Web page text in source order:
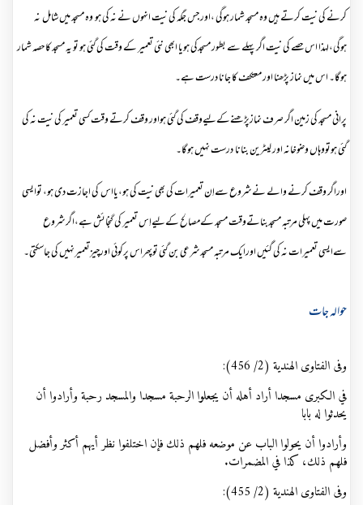
کرنے کی نیت کرتے ہیں وہ مسجد شمار ہوگی ،اور جس جگہ کی نیت انہوں نے نہ کی ہو وہ مسجد میں شامل نہ
ہوگی،لہذا اس حصے کی نیت اگر پہلے سے بطور مسجدکی ہویا ابھی نئی تعمیر کے وقت کی گئی ہو تو یہ مسجد کا حصہ شمار
ہوگا۔ اس میں نماز پڑھنا اور معتکف کا جانا درست ہے۔
پرانی مسجد کی زمین اگر صرف نمازپڑھنےکےلیےوقف کی گئی ہواور وقف کرتے وقت کسی تعمیر کی نیت نہ کی
گئی ہوتووہاں وضوخانہ اور لیٹرین بنانا درست نہیں ہوگا۔
اوراگر وقف کرنے والے نےشروع سےاِن تعمیرات کی بھی نیت کی ہو،یااس کی اجازت دی ہو، توایسی
صورت میں پہلی مرتبہ مسجدبناتےوقت مسجد کےمصالح کےلیےاِس تعمیر کی گنجائش ہے،اگرشروع
سےایسی تعمیرات نہ کی گئیں اورایک مرتبہ مسجدشرعی بن گئی توپھراس پرکوئی اورچیزتعمیرنہیں کی جاسکتی۔
حوالہ جات
وفی الفتاوى الهندية (2/ 456):
في الكبرى مسجدا أراد أهله أن يجعلوا الرحبة مسجدا والمسجد رحبة وأرادوا أن
يحدثوا له بابا
وأرادوا أن يحولوا الباب عن موضعه فلهم ذلك فإن اختلفوا نظر أيهم أكثر وأفضل
فلهم ذلك، كذا في المضمرات.
وفی الفتاوى الهندية (2/ 455):